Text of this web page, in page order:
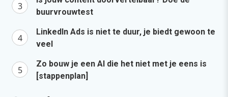
buurvrouwtest
LinkedIn Ads is niet te duur, je biedt gewoon te
veel
Zo bouw je een AI die het niet met je eens is
[stappenplan]